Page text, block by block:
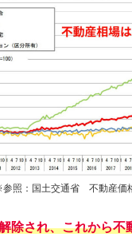
照：国土交通省 不動産価
除され、これから不